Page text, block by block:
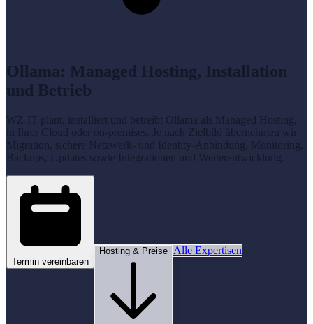
Ollama: Managed Hosting, Installation
und Betrieb
WZ-IT plant, installiert und betreibt Ollama als Managed Hosting,
in Ihrer Cloud oder on-premises. Je nach Zielbild übernehmen wir
Migration, sichere Netzwerk- und Identity-Anbindung, Monitoring,
Backups, Updates sowie Integrationen und Weiterentwicklung.
Termin vereinbaren
Hosting & Preise Alle Expertisen